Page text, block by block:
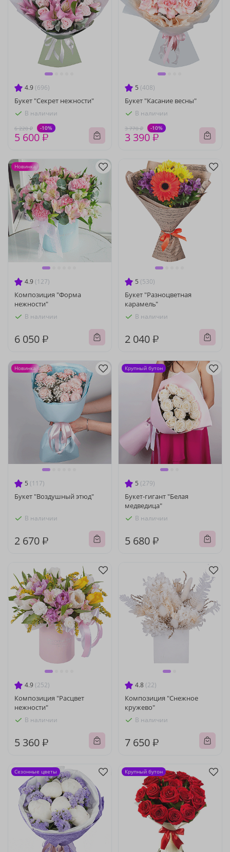
4.9 (696)
Букет "Секрет нежности"
В наличии
6 220 ₽ -10%
5 600 ₽
5 (408)
Букет "Касание весны"
В наличии
3 770 ₽ -10%
3 390 ₽
4.9 (127)
Композиция "Форма
нежности"
В наличии
6 050 ₽
Новинка
5 (530)
Букет "Разноцветная
карамель"
В наличии
2 040 ₽
5 (117)
Букет "Воздушный этюд"
В наличии
2 670 ₽
Новинка
5 (279)
Букет-гигант "Белая
медведица"
В наличии
5 680 ₽
Крупный бутон
4.9 (252)
Композиция "Расцвет
нежности"
В наличии
5 360 ₽
4.8 (22)
Композиция "Снежное
кружево"
В наличии
7 650 ₽
Сезонные цветы Крупный бутон